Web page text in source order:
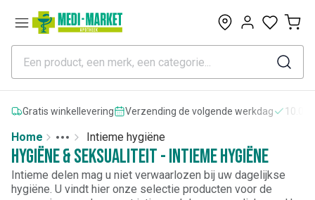
0
Gratis winkellevering Verzending de volgende werkdag
Home
More
Toggle menu
Intieme hygiëne
Hygiëne & seksualiteit - Intieme hygiëne
Intieme delen mag u niet verwaarlozen bij uw dagelijkse
hygiëne. U vindt hier onze selectie producten voor de